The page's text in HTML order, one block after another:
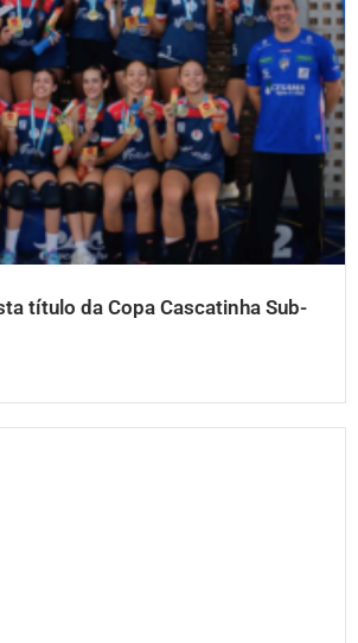
título da Copa Cascatinha Sub-